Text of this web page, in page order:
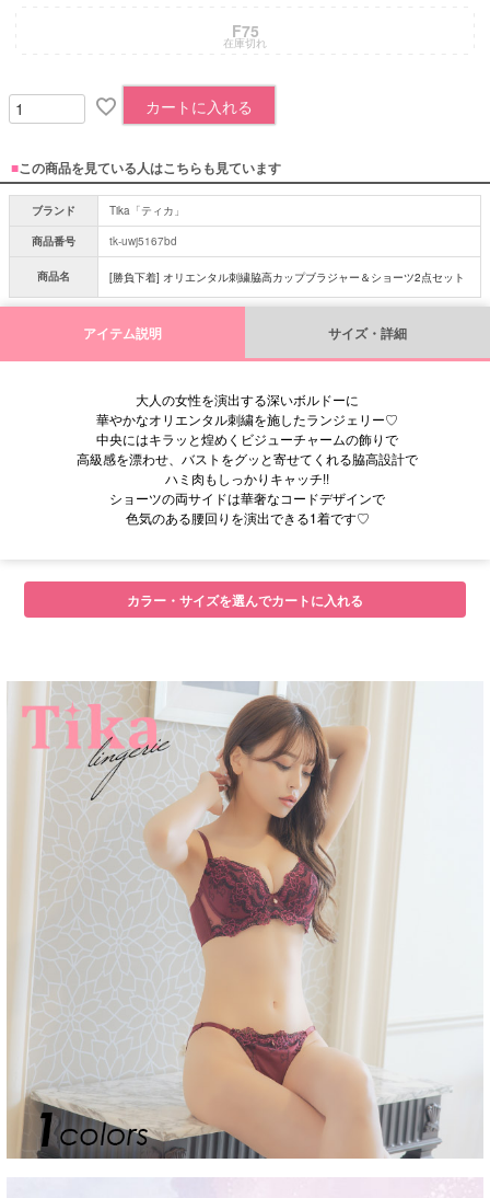
F75
在庫切れ
カートに入れる
■この商品を見ている人はこちらも見ています
ブランド
Tika「ティカ」
商品番号
tk-uwj5167bd
商品名 [勝負下着] オリエンタル刺繍脇高カップブラジャー＆ショーツ2点セット
アイテム説明 サイズ・詳細
大人の女性を演出する深いボルドーに
華やかなオリエンタル刺繍を施したランジェリー♡
中央にはキラッと煌めくビジューチャームの飾りで
高級感を漂わせ、バストをグッと寄せてくれる脇高設計で
ハミ肉もしっかりキャッチ!!
ショーツの両サイドは華奢なコードデザインで
色気のある腰回りを演出できる1着です♡
■注意事項
カラー・サイズを選んでカートに入れる